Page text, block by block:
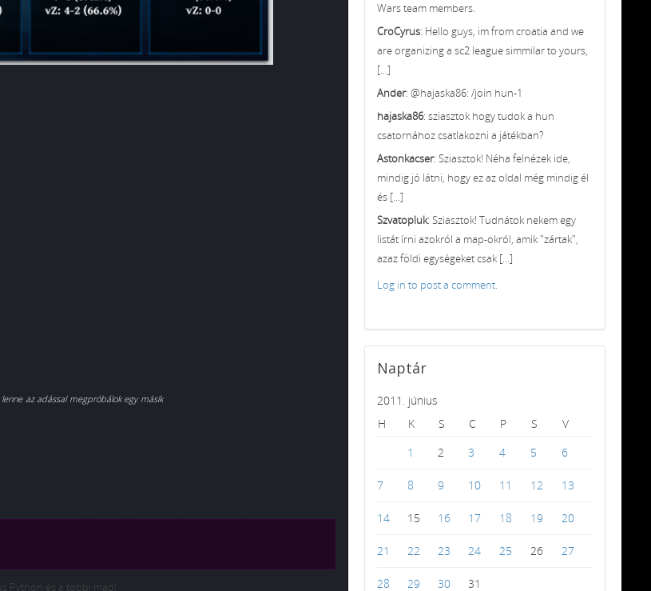
az adással megpróbálok egy másik
Python és a többi map!
Wars team members.
CroCyrus: Hello guys, im from croatia and we
are organizing a sc2 league simmilar to yours,
[...]
Ander: @hajaska86: /join hun-1
hajaska86: sziasztok hogy tudok a hun
csatornához csatlakozni a játékban?
Astonkacser: Sziasztok! Néha felnézek ide,
mindig jó látni, hogy ez az oldal még mindig él
és [...]
Szvatopluk: Sziasztok! Tudnátok nekem egy
listát írni azokról a map-okról, amik "zártak",
azaz földi egységeket csak [...]
Log in to post a comment.
Naptár
2011. június
H
K S C P S
V
1
2 3 4 5 6
7 8 9 10 11 12 13
14 15 16 17 18 19 20
21 22 23 24 25 26 27
28 29 30 31